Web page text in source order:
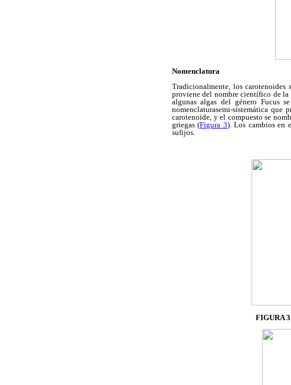
Nomenclatura
Tradicionalmente, los carotenoides
proviene del nombre científico de la
algunas algas del género Fucus
nomenclaturasemi-sistemática que
carotenoide, y el compuesto se
griegas (Figura 3). Los cambios en
sufijos.
FIGURA